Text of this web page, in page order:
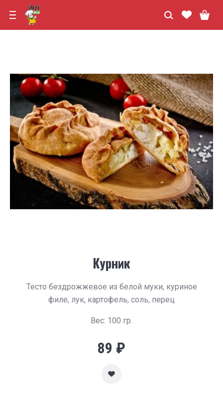
Курник
Тесто бездрожжевое из белой муки, куриное
филе, лук, картофель, соль, перец
Вес: 100 гр.
89 ₽